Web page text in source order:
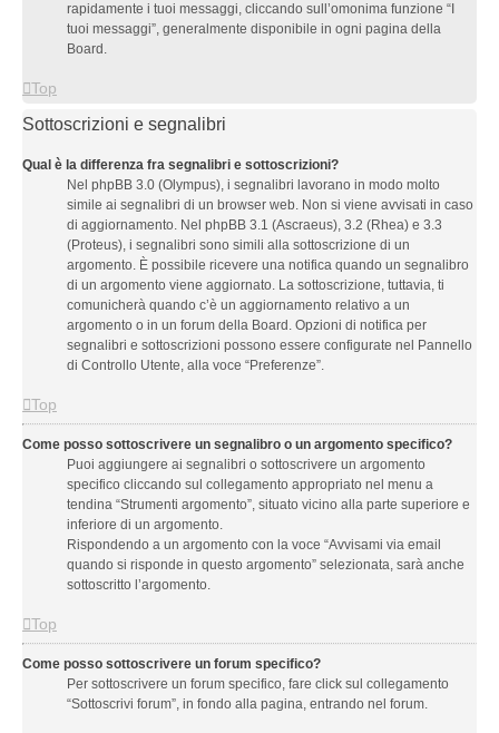
rapidamente i tuoi messaggi, cliccando sull’omonima funzione “I
tuoi messaggi”, generalmente disponibile in ogni pagina della
Board.
Top
Sottoscrizioni e segnalibri
Qual è la differenza fra segnalibri e sottoscrizioni?
Nel phpBB 3.0 (Olympus), i segnalibri lavorano in modo molto
simile ai segnalibri di un browser web. Non si viene avvisati in caso
di aggiornamento. Nel phpBB 3.1 (Ascraeus), 3.2 (Rhea) e 3.3
(Proteus), i segnalibri sono simili alla sottoscrizione di un
argomento. È possibile ricevere una notifica quando un segnalibro
di un argomento viene aggiornato. La sottoscrizione, tuttavia, ti
comunicherà quando c’è un aggiornamento relativo a un
argomento o in un forum della Board. Opzioni di notifica per
segnalibri e sottoscrizioni possono essere configurate nel Pannello
di Controllo Utente, alla voce “Preferenze”.
Top
Come posso sottoscrivere un segnalibro o un argomento specifico?
Puoi aggiungere ai segnalibri o sottoscrivere un argomento
specifico cliccando sul collegamento appropriato nel menu a
tendina “Strumenti argomento”, situato vicino alla parte superiore e
inferiore di un argomento.
Rispondendo a un argomento con la voce “Avvisami via email
quando si risponde in questo argomento” selezionata, sarà anche
sottoscritto l’argomento.
Top
Come posso sottoscrivere un forum specifico?
Per sottoscrivere un forum specifico, fare click sul collegamento
“Sottoscrivi forum”, in fondo alla pagina, entrando nel forum.